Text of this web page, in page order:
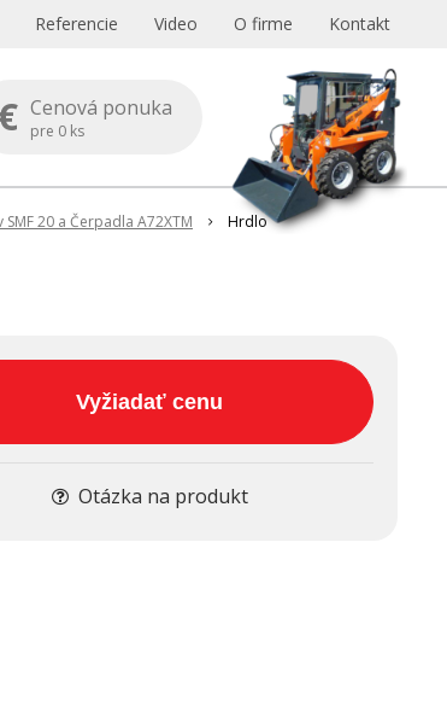
€ Cenová ponuka
pre 0 ks
Referencie Video O firme Kontakt
20 a Čerpadla A72XTM Hrdlo
Vyžiadať cenu
Otázka na produkt